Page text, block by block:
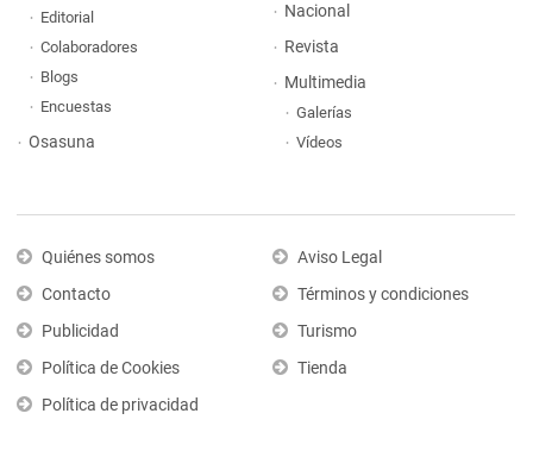
Editorial
Colaboradores
Blogs
Encuestas
Osasuna
Nacional
Revista
Multimedia
Galerías
Vídeos
Quiénes somos
Contacto
Publicidad
Política de Cookies
Política de privacidad
Aviso Legal
Términos y condiciones
Turismo
Tienda